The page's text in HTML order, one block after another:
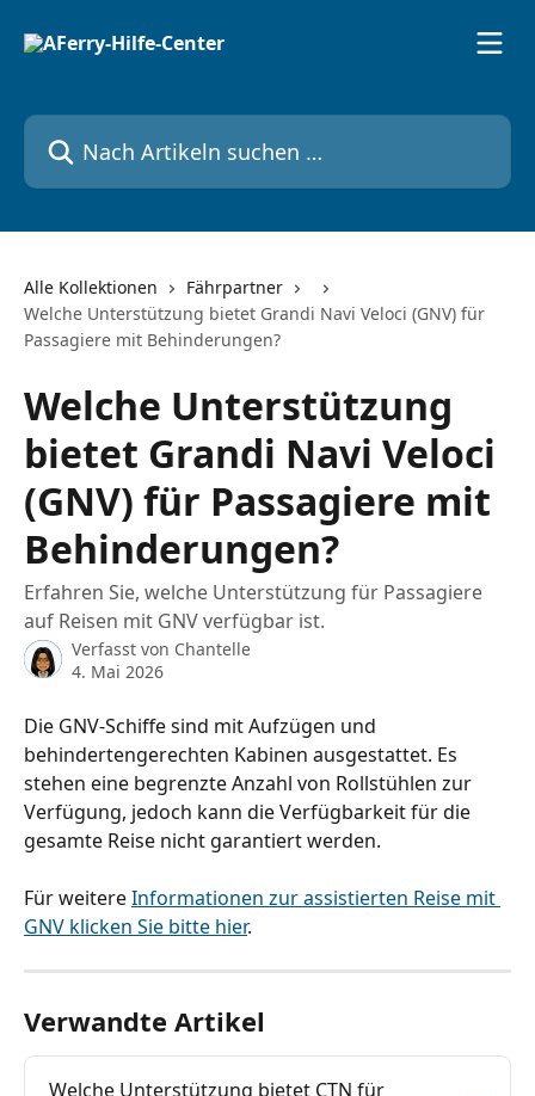
Nach Artikeln suchen …
Alle Kollektionen
Fährpartner
Welche Unterstützung bietet Grandi Navi Veloci (GNV) für
Passagiere mit Behinderungen?
Welche Unterstützung
bietet Grandi Navi Veloci
(GNV) für Passagiere mit
Behinderungen?
Erfahren Sie, welche Unterstützung für Passagiere
auf Reisen mit GNV verfügbar ist.
Verfasst von Chantelle
4. Mai 2026
Die GNV-Schiffe sind mit Aufzügen und
behindertengerechten Kabinen ausgestattet. Es
stehen eine begrenzte Anzahl von Rollstühlen zur
Verfügung, jedoch kann die Verfügbarkeit für die
gesamte Reise nicht garantiert werden.
Für weitere Informationen zur assistierten Reise mit
GNV klicken Sie bitte hier.
Verwandte Artikel
Welche Unterstützung bietet CTN für